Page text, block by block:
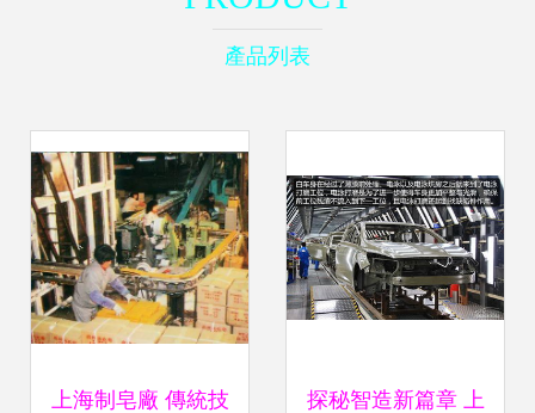
產品列表
上海制皂廠 傳統技 探秘智造新篇章 上